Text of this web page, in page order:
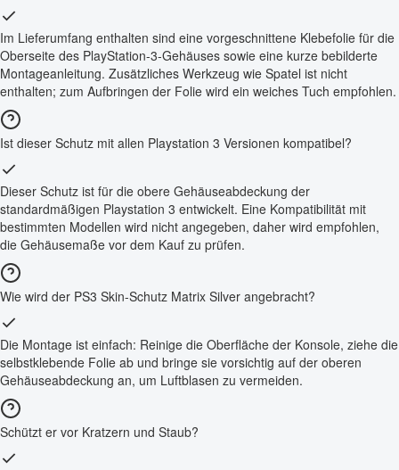
Im Lieferumfang enthalten sind eine vorgeschnittene Klebefolie für die
Oberseite des PlayStation-3-Gehäuses sowie eine kurze bebilderte
Montageanleitung. Zusätzliches Werkzeug wie Spatel ist nicht
enthalten; zum Aufbringen der Folie wird ein weiches Tuch empfohlen.
Ist dieser Schutz mit allen Playstation 3 Versionen kompatibel?
Dieser Schutz ist für die obere Gehäuseabdeckung der
standardmäßigen Playstation 3 entwickelt. Eine Kompatibilität mit
bestimmten Modellen wird nicht angegeben, daher wird empfohlen,
die Gehäusemaße vor dem Kauf zu prüfen.
Wie wird der PS3 Skin-Schutz Matrix Silver angebracht?
Die Montage ist einfach: Reinige die Oberfläche der Konsole, ziehe die
selbstklebende Folie ab und bringe sie vorsichtig auf der oberen
Gehäuseabdeckung an, um Luftblasen zu vermeiden.
Schützt er vor Kratzern und Staub?